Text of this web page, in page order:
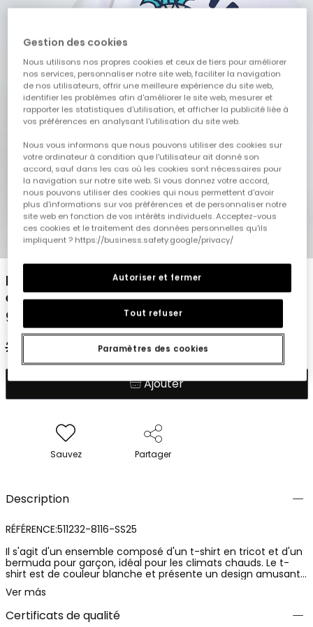
1 2 3 4 5 6 7 8
Ensemble en tricot de t-shirt pour garçon
en couleur blanche et bermuda en couleur
grise
27,95 €
12,95 €
Ajouter
Sauvez Partager
Description
RÉFÉRENCE:511232-8116-SS25
Il s'agit d'un ensemble composé d'un t-shirt en tricot et d'un
bermuda pour garçon, idéal pour les climats chauds. Le t-
shirt est de couleur blanche et présente un design amusant
avec un personnage en forme de fruit et un texte
accrocheur, ce qui lui ajoute une touche joyeuse. Le
bermuda est de couleur grise, offrant un contraste attrayant.
Son tissu est doux et confortable, parfait pour le quotidien. Il
Ver más
Certificats de qualité
Gestion des cookies
Nous utilisons nos propres cookies et ceux de tiers pour améliorer
nos services, personnaliser notre site web, faciliter la navigation
de nos utilisateurs, offrir une meilleure expérience du site web,
identifier les problèmes afin d'améliorer le site web, mesurer et
rapporter les statistiques d'utilisation, et afficher la publicité liée à
vos préférences en analysant l'utilisation du site web.
Nous vous informons que nous pouvons utiliser des cookies sur
votre ordinateur à condition que l'utilisateur ait donné son
accord, sauf dans les cas où les cookies sont nécessaires pour
la navigation sur notre site web. Si vous donnez votre accord,
nous pouvons utiliser des cookies qui nous permettent d'avoir
plus d'informations sur vos préférences et de personnaliser notre
site web en fonction de vos intérêts individuels. Acceptez-vous
ces cookies et le traitement des données personnelles qu'ils
impliquent ? https://business.safety.google/privacy/
Paramètres des cookies
Tout refuser
Autoriser et fermer